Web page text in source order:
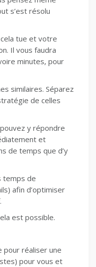
s’est résolu
tue et votre
Il vous faudra
minutes, pour
similaires. Séparez
de celles
pouvez y répondre
et
de temps que d’y
temps de
afin d’optimiser
est possible.
pour réaliser une
pour vous et